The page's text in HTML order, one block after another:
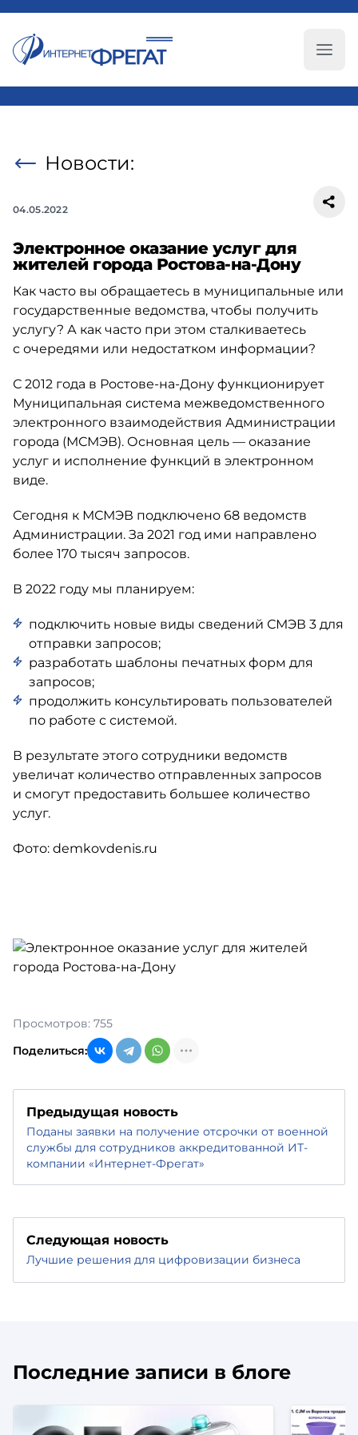
Новости:
04.05.2022
Электронное оказание услуг для
жителей города Ростова-на-Дону
Как часто вы обращаетесь в муниципальные или
государственные ведомства, чтобы получить
услугу? А как часто при этом сталкиваетесь
с очередями или недостатком информации?
С 2012 года в Ростове-на-Дону функционирует
Муниципальная система межведомственного
электронного взаимодействия Администрации
города (МСМЭВ). Основная цель — оказание
услуг и исполнение функций в электронном
виде.
Сегодня к МСМЭВ подключено 68 ведомств
Администрации. За 2021 год ими направлено
более 170 тысяч запросов.
В 2022 году мы планируем:
подключить новые виды сведений СМЭВ 3 для
отправки запросов;
разработать шаблоны печатных форм для
запросов;
продолжить консультировать пользователей
по работе с системой.
В результате этого сотрудники ведомств
увеличат количество отправленных запросов
и смогут предоставить большее количество
услуг.
Фото: demkovdenis.ru
Просмотров: 755
Поделиться:
Предыдущая новость
Поданы заявки на получение отсрочки от военной
службы для сотрудников аккредитованной ИТ-
компании «Интернет-Фрегат»
Следующая новость
Лучшие решения для цифровизации бизнеса
Последние записи в блоге